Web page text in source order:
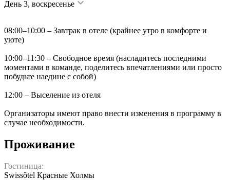
День 3, воскресенье
08:00–10:00 – Завтрак в отеле (крайнее утро в комфорте и
уюте)
10:00–11:30 – Свободное время (насладитесь последними
моментами в команде, поделитесь впечатлениями или просто
побудьте наедине с собой)
12:00 – Выселение из отеля
Организаторы имеют право внести изменения в программу в
случае необходимости.
Проживание
Гостиница:
Swissôtel Красные Холмы